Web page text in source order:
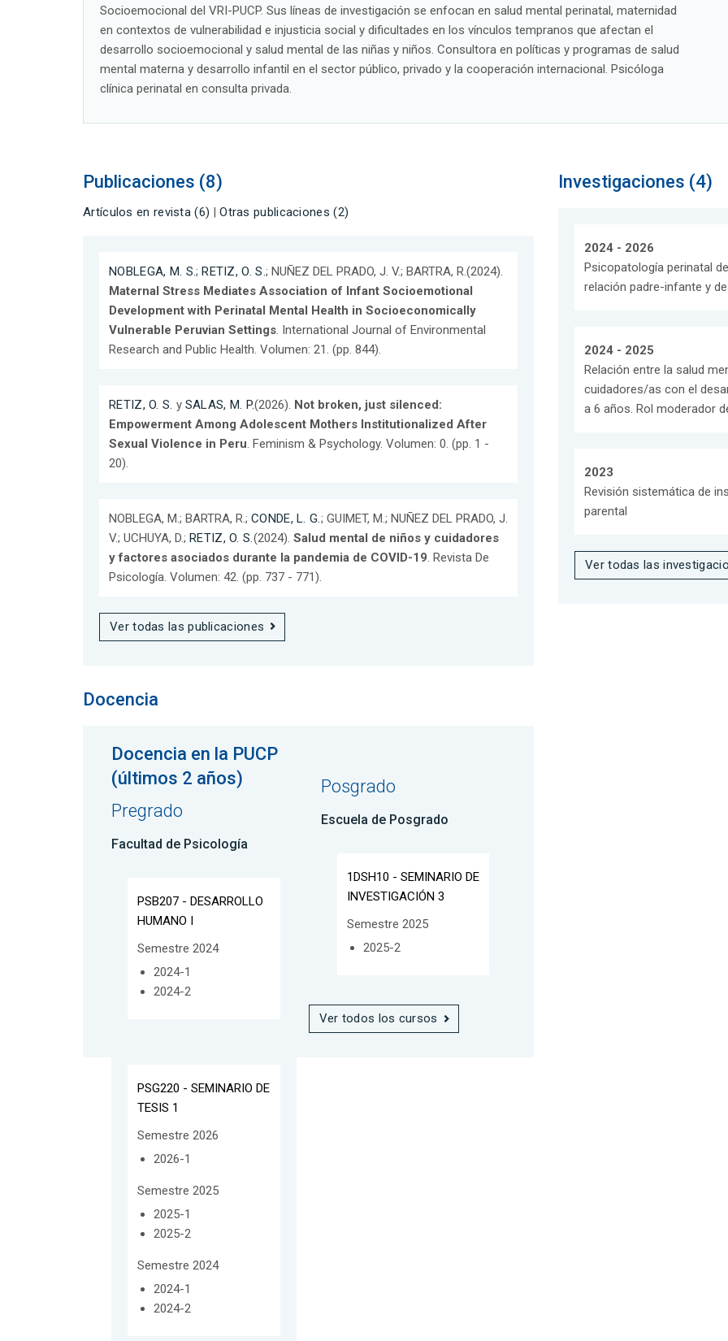
Socioemocional del VRI-PUCP. Sus líneas de investigación se enfocan en salud mental perinatal, maternidad
en contextos de vulnerabilidad e injusticia social y dificultades en los vínculos tempranos que afectan el
desarrollo socioemocional y salud mental de las niñas y niños. Consultora en políticas y programas de salud
mental materna y desarrollo infantil en el sector público, privado y la cooperación internacional. Psicóloga
clínica perinatal en consulta privada.
Publicaciones (8)
Artículos en revista (6) |Otras publicaciones (2)
NOBLEGA, M. S.;RETIZ, O. S.; NUÑEZ DEL PRADO, J. V.; BARTRA, R.(2024).
Maternal Stress Mediates Association of Infant Socioemotional
Development with Perinatal Mental Health in Socioeconomically
Vulnerable Peruvian Settings. International Journal of Environmental
Research and Public Health. Volumen: 21. (pp. 844).
RETIZ, O. S. y SALAS, M. P.(2026). Not broken, just silenced:
Empowerment Among Adolescent Mothers Institutionalized After
Sexual Violence in Peru. Feminism & Psychology. Volumen: 0. (pp. 1 -
20).
NOBLEGA, M.; BARTRA, R.; CONDE, L. G.; GUIMET, M.; NUÑEZ DEL PRADO, J.
V.; UCHUYA, D.; RETIZ, O. S.(2024). Salud mental de niños y cuidadores
y factores asociados durante la pandemia de COVID-19. Revista De
Psicología. Volumen: 42. (pp. 737 - 771).
Ver todas las publicaciones
Investigaciones (4)
2024 - 2026
Psicopatología perinatal
relación padre-infante y
2024 - 2025
Relación entre la salud
cuidadores/as con el
a 6 años. Rol moderador
2023
Revisión sistemática de
parental
Ver todas las
Docencia
Docencia en la PUCP
(últimos 2 años)
Pregrado
Facultad de Psicología
PSB207 - DESARROLLO
HUMANO I
Semestre 2024
2024-1
2024-2
PSG220 - SEMINARIO DE
TESIS 1
Semestre 2026
2026-1
Semestre 2025
2025-1
2025-2
Semestre 2024
2024-1
2024-2
Posgrado
Escuela de Posgrado
1DSH10 - SEMINARIO DE
INVESTIGACIÓN 3
Semestre 2025
2025-2
Ver todos los cursos